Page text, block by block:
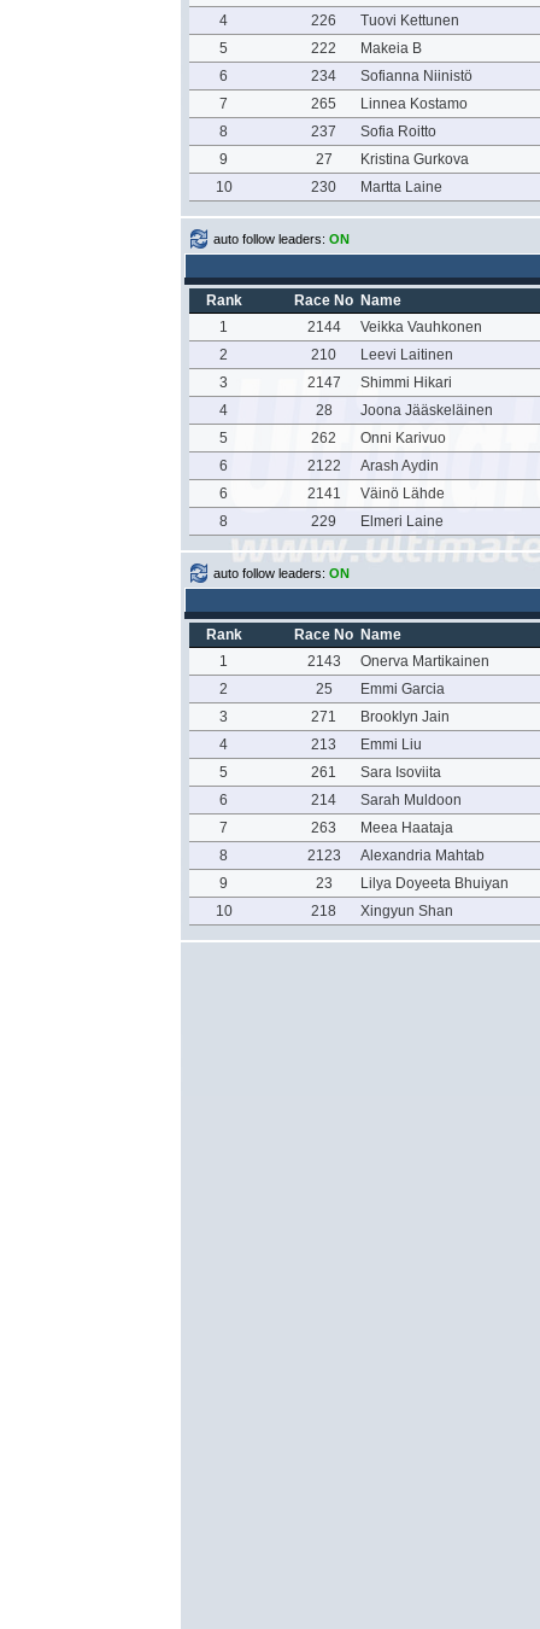
4
226
Tuovi Kettunen
5
222
Makeia B
6
234
Sofianna Niinistö
7
265
Linnea Kostamo
8
237
Sofia Roitto
9
27
Kristina Gurkova
10
230 Martta Laine
auto follow leaders: ON
Rank Race No Name
1
2144
Veikka Vauhkonen
2
210
Leevi Laitinen
3
2147
Shimmi Hikari
4
28
Joona Jääskeläinen
5
262
Onni Karivuo
6
2122
Arash Aydin
6
2141
Väinö Lähde
8
229 Elmeri Laine
auto follow leaders: ON
Rank Race No Name
1
2143
Onerva Martikainen
2
25
Emmi Garcia
3
271
Brooklyn Jain
4
213
Emmi Liu
5
261
Sara Isoviita
6
214
Sarah Muldoon
7
263
Meea Haataja
8
2123
Alexandria Mahtab
9
23
Lilya Doyeeta Bhuiyan
10
218 Xingyun Shan